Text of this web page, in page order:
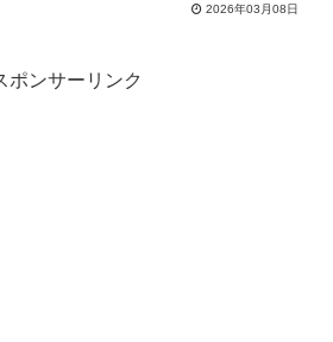
2026年03月08日
ポンサーリンク